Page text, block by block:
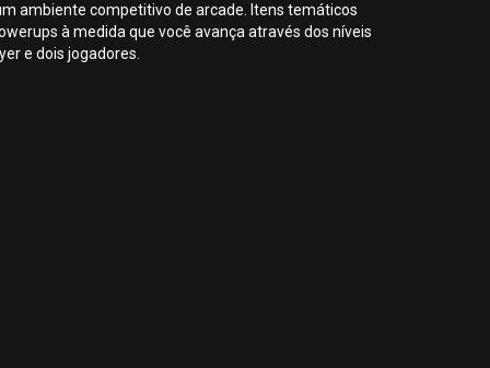
ambiente competitivo de arcade. Itens temáticos
à medida que você avança através dos níveis
e dois jogadores.